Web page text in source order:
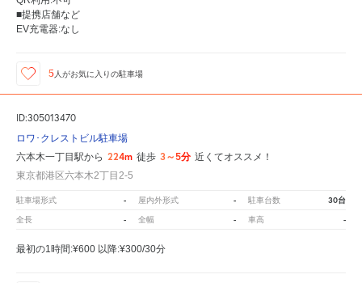
■提携店舗など
EV充電器:なし
5 人がお気に入りの駐車場
ID:305013470
ロワ･クレストビル駐車場
六本木一丁目駅から 224m 徒歩 3～5分 近くてオススメ！
東京都港区六本木2丁目2-5
駐車場形式 - 屋内外形式 - 駐車台数 30台
全長 - 全幅 - 車高 -
最初の1時間:¥600 以降:¥300/30分